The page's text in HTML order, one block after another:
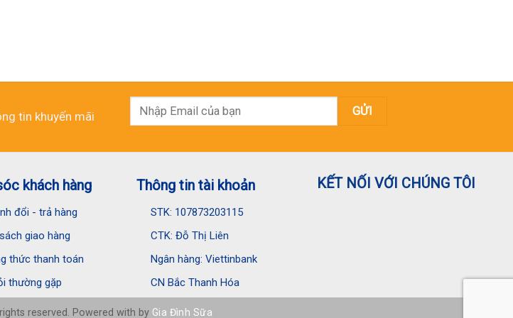
tin khuyến mãi
khách hàng
đổi - trả hàng
giao hàng
thức thanh toán
thường gặp
Thông tin tài khoản
STK: 107873203115
CTK: Đỗ Thị Liên
Ngân hàng: Viettinbank
CN Bắc Thanh Hóa
KẾT NỐI VỚI CHÚNG TÔI
reserved. Powered with by Gia Đình Sữa